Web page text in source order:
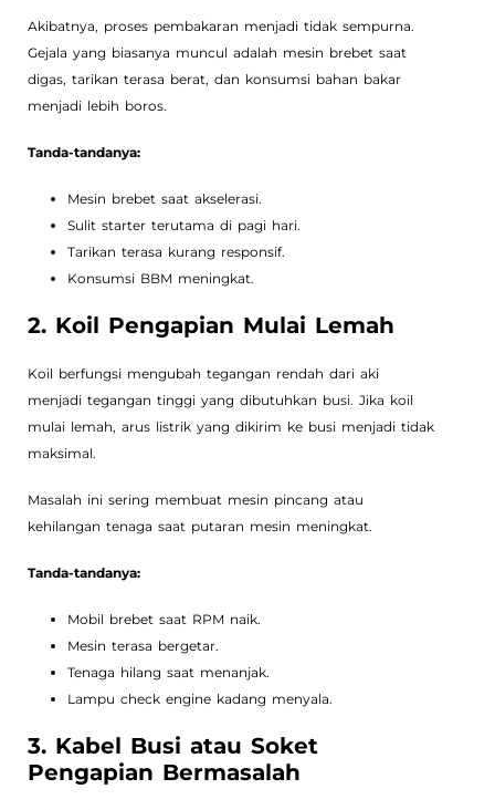
Akibatnya, proses pembakaran menjadi tidak sempurna.
Gejala yang biasanya muncul adalah mesin brebet saat
digas, tarikan terasa berat, dan konsumsi bahan bakar
menjadi lebih boros.
Tanda-tandanya:
Mesin brebet saat akselerasi.
Sulit starter terutama di pagi hari.
Tarikan terasa kurang responsif.
Konsumsi BBM meningkat.
2. Koil Pengapian Mulai Lemah
Koil berfungsi mengubah tegangan rendah dari aki
menjadi tegangan tinggi yang dibutuhkan busi. Jika koil
mulai lemah, arus listrik yang dikirim ke busi menjadi tidak
maksimal.
Masalah ini sering membuat mesin pincang atau
kehilangan tenaga saat putaran mesin meningkat.
Tanda-tandanya:
Mobil brebet saat RPM naik.
Mesin terasa bergetar.
Tenaga hilang saat menanjak.
Lampu check engine kadang menyala.
3. Kabel Busi atau Soket
Pengapian Bermasalah